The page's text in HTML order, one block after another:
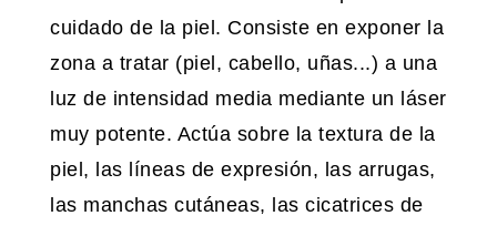
cuidado de la piel. Consiste en exponer la
zona a tratar (piel, cabello, uñas...) a una
luz de intensidad media mediante un láser
muy potente. Actúa sobre la textura de la
piel, las líneas de expresión, las arrugas,
las manchas cutáneas, las cicatrices de